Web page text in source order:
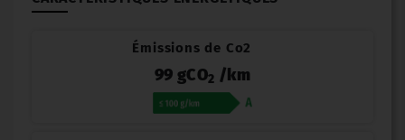
Émissions de Co2
99 gCO2 /km